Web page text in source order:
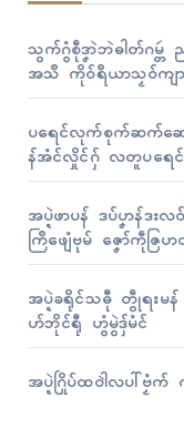
သွက်ဂွံစဵုဒၞာဲဘဲဓါတ်ဂမ္
အသဳ ကိုဝ်ရဳယာသၟဝ်ကျာ
ပရေၚ်လုက်စုက်ဆက်
န်အံၚ်လှိုၚ်ဂှ် လတူပရေ
အပ္ဍဲဖာပန် ဒပ်ပၞာန်ဒ
ကြဳဖျေံဗုမ် ဇၞော်ကဵုဇြ
အပ္ဍဲခရိုၚ်သဓီု တွဵုရးမ
ဟ်ဘိုၚ်ရီု ဟွံမွဲဒှ်မံၚ်
အပ္ဍဲဂြိုပ်ထဝါဲလပါ်